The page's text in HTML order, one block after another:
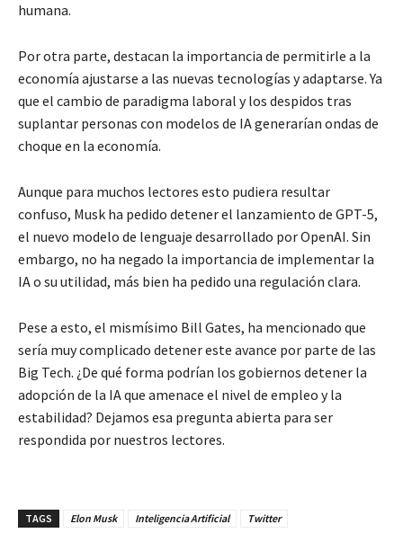
humana.
Por otra parte, destacan la importancia de permitirle a la
economía ajustarse a las nuevas tecnologías y adaptarse. Ya
que el cambio de paradigma laboral y los despidos tras
suplantar personas con modelos de IA generarían ondas de
choque en la economía.
Aunque para muchos lectores esto pudiera resultar
confuso, Musk ha pedido detener el lanzamiento de GPT-5,
el nuevo modelo de lenguaje desarrollado por OpenAI. Sin
embargo, no ha negado la importancia de implementar la
IA o su utilidad, más bien ha pedido una regulación clara.
Pese a esto, el mismísimo Bill Gates, ha mencionado que
sería muy complicado detener este avance por parte de las
Big Tech. ¿De qué forma podrían los gobiernos detener la
adopción de la IA que amenace el nivel de empleo y la
estabilidad? Dejamos esa pregunta abierta para ser
respondida por nuestros lectores.
TAGS Elon Musk Inteligencia Artificial Twitter